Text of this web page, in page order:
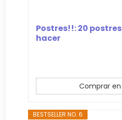
Postres!!: 20
hacer
Comprar
BESTSELLER NO. 6